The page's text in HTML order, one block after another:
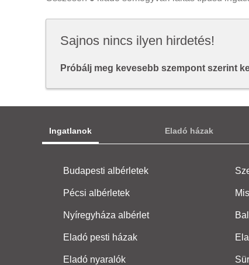
Sajnos nincs ilyen hirdetés!
Próbálj meg kevesebb szempont szerint
Ingatlanok Eladó házak
Budapesti albérletek
Pécsi albérletek
Nyíregyháza albérlet
Eladó pesti házak
Eladó nyaralók